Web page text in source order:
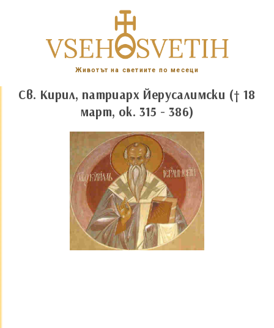
Животът на светиите по месеци
Св. Кирил, патриарх Йерусалимски († 18
март, ок. 315 - 386)